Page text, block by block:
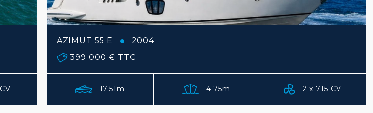
AZIMUT 55 E
2004
399 000 € TTC
17.51m 4.75m 2 x 715 CV